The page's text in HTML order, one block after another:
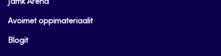
Jamk Arena
Avoimet oppimateriaalit
Blogit